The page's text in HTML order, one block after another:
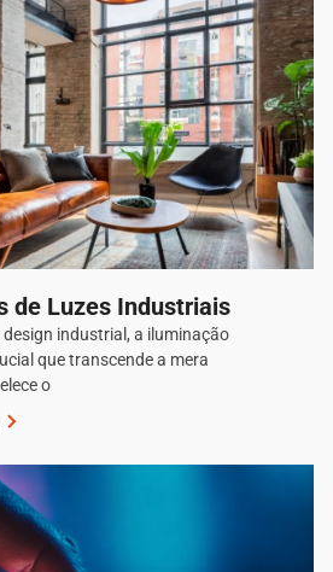
de Luzes Industriais
industrial, a iluminação
que transcende a mera
o